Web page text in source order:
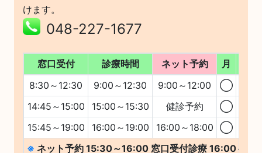
けます。
048-227-1677
窓口受付 診療時間 ネット予約 月
8:30～12:30
9:00～12:30 9:00～12:00 ◯
14:45～15:00
15:00～15:30 健診予約 ◯
15:45～19:00
16:00～19:00 16:00～18:00 ◯
※ ネット予約 15:30～16:00 窓口受付診療 16:00～